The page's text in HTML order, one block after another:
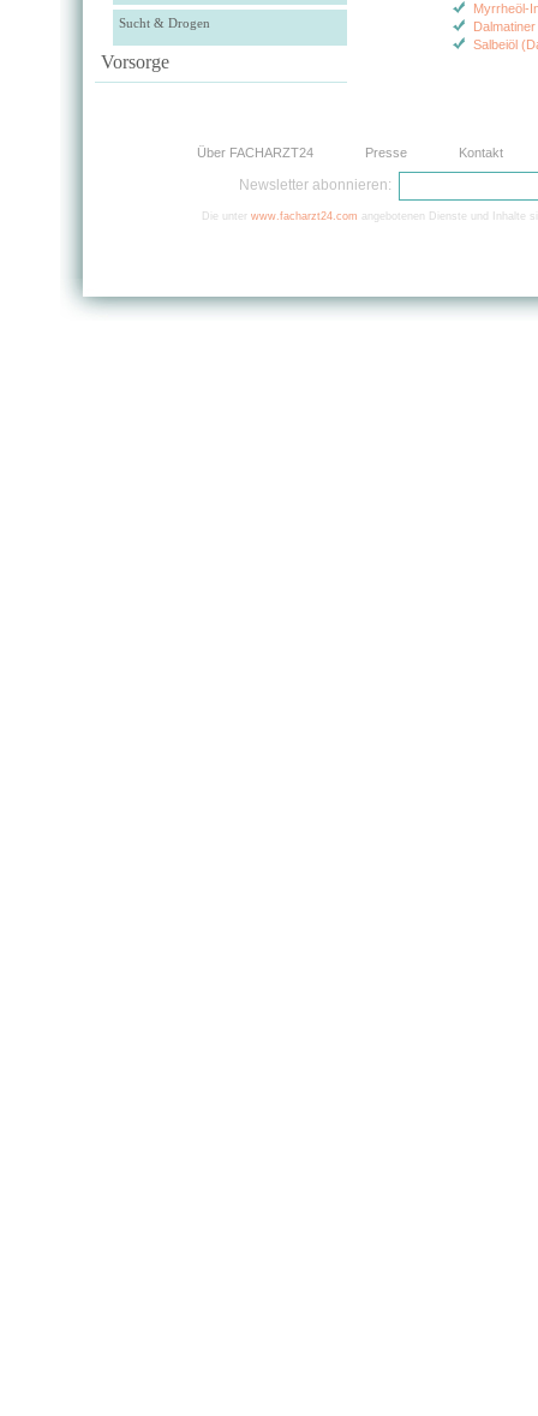
Sucht & Drogen
Vorsorge
Myrrheöl-
Salbeiöl
Über FACHARZT24 Presse Kontakt
Newsletter abonnieren:
Die unter www.facharzt24.com angebotenen Dienste und Inhalte